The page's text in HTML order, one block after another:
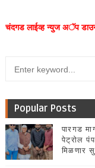
चंदगड लाईव्ह न्युज अॅप
Popular Posts
पारगड
पेट्रोल
मिळणार